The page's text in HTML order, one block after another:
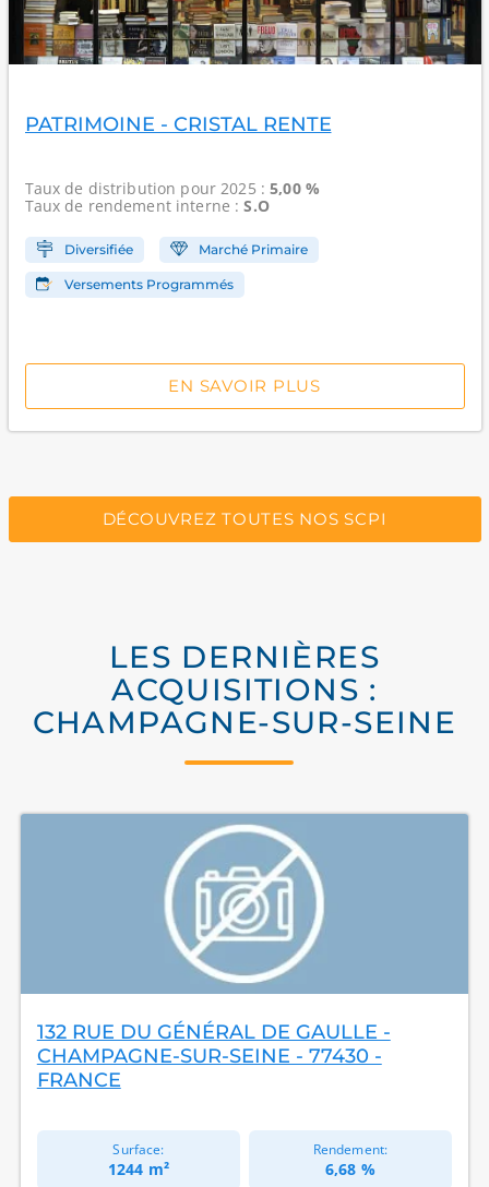
PATRIMOINE - CRISTAL RENTE
Taux de distribution pour 2025 :5,00 %
Taux de rendement interne :S.O
Diversifiée Marché Primaire
Versements Programmés
EN SAVOIR PLUS
DÉCOUVREZ TOUTES NOS SCPI
LES DERNIÈRES
ACQUISITIONS :
CHAMPAGNE-SUR-SEINE
132 RUE DU GÉNÉRAL DE GAULLE -
CHAMPAGNE-SUR-SEINE - 77430 -
FRANCE
Surface:
1244 m²
Rendement:
6,68 %